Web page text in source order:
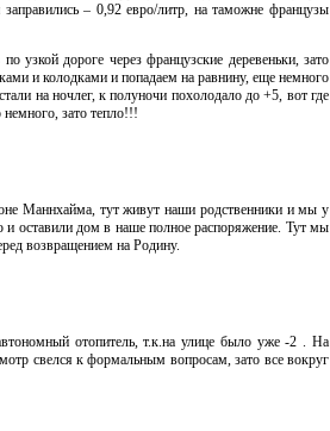
– 0,92 евро/литр, на таможне французы
дороге через французские деревеньки, зато
и колодками и попадаем на равнину, еще немного
на ночлег, к полуночи похолодало до +5, вот где
зато тепло!!!
Маннхайма, тут живут наши родственники и мы у
и оставили дом в наше полное распоряжение. Тут мы
возвращением на Родину.
отопитель, т.к.на улице было уже -2 . На
свелся к формальным вопросам, зато все вокруг